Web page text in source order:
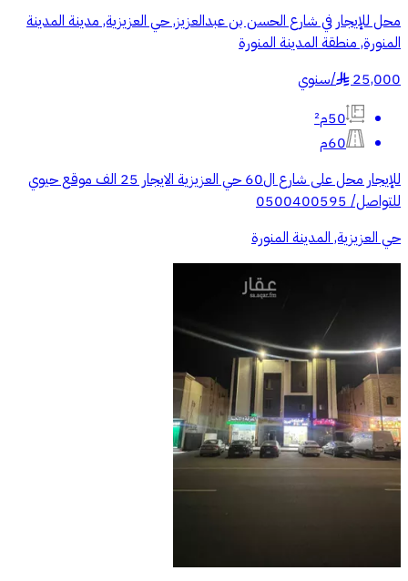
محل للإيجار في شارع الحسن بن عبدالعزيز, حي العزيزية, مدينة المدينة
المنورة, منطقة المدينة المنورة
25,000
§
/سنوي
50م²
60م
للإيجار محل على شارع ال60 حي العزيزية الايجار 25 الف موقع حيوي
للتواصل/ 0500400595
حي العزيزية, المدينة المنورة